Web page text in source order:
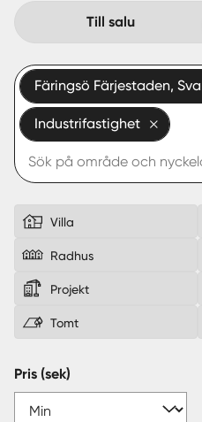
Köpa
Guider
Start
Logga in
Sverige
Till salu
Färingsö Färjestaden,
Industrifastighet
Villa
Radhus
Projekt
Tomt
Pris (sek)